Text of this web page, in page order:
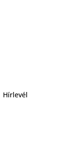
Hírlevél